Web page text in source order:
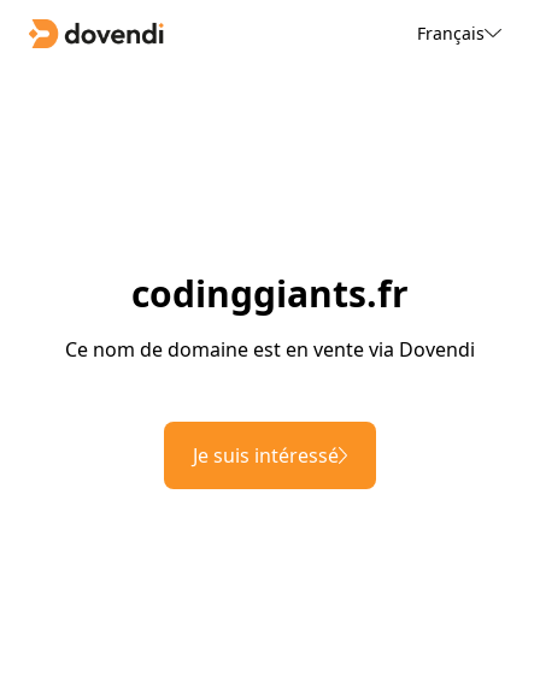
Français
codinggiants.fr
Ce nom de domaine est en vente via Dovendi
Je suis intéressé